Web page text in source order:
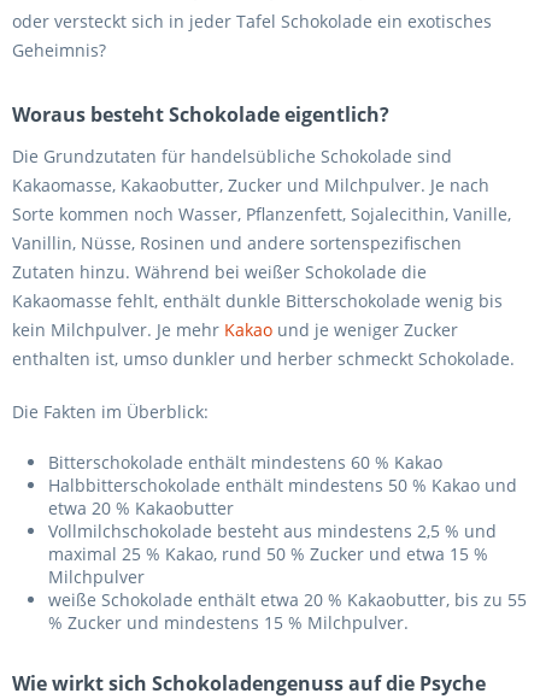
oder versteckt sich in jeder Tafel Schokolade ein exotisches
Geheimnis?
Woraus besteht Schokolade eigentlich?
Die Grundzutaten für handelsübliche Schokolade sind
Kakaomasse, Kakaobutter, Zucker und Milchpulver. Je nach
Sorte kommen noch Wasser, Pflanzenfett, Sojalecithin, Vanille,
Vanillin, Nüsse, Rosinen und andere sortenspezifischen
Zutaten hinzu. Während bei weißer Schokolade die
Kakaomasse fehlt, enthält dunkle Bitterschokolade wenig bis
kein Milchpulver. Je mehr Kakao und je weniger Zucker
enthalten ist, umso dunkler und herber schmeckt Schokolade.
Die Fakten im Überblick:
Bitterschokolade enthält mindestens 60 % Kakao
Halbbitterschokolade enthält mindestens 50 % Kakao und
etwa 20 % Kakaobutter
Vollmilchschokolade besteht aus mindestens 2,5 % und
maximal 25 % Kakao, rund 50 % Zucker und etwa 15 %
Milchpulver
weiße Schokolade enthält etwa 20 % Kakaobutter, bis zu 55
% Zucker und mindestens 15 % Milchpulver.
Wie wirkt sich Schokoladengenuss auf die Psyche